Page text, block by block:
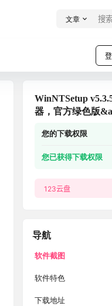
文章
WinNTSetup
器，官方绿色版
您的下载权限
您已获得下载权限
123云盘
导航
软件截图
软件特色
下载地址